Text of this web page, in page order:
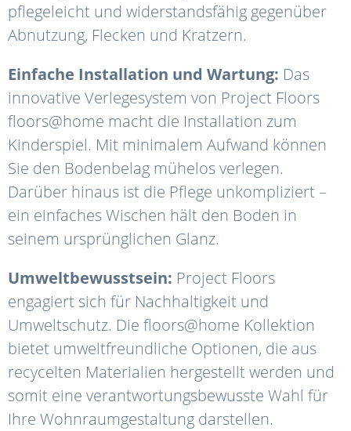
pflegeleicht und widerstandsfähig gegenüber
Abnutzung, Flecken und Kratzern.
Einfache Installation und Wartung: Das
innovative Verlegesystem von Project Floors
floors@home macht die Installation zum
Kinderspiel. Mit minimalem Aufwand können
Sie den Bodenbelag mühelos verlegen.
Darüber hinaus ist die Pflege unkompliziert –
ein einfaches Wischen hält den Boden in
seinem ursprünglichen Glanz.
Umweltbewusstsein: Project Floors
engagiert sich für Nachhaltigkeit und
Umweltschutz. Die floors@home Kollektion
bietet umweltfreundliche Optionen, die aus
recycelten Materialien hergestellt werden und
somit eine verantwortungsbewusste Wahl für
Ihre Wohnraumgestaltung darstellen.